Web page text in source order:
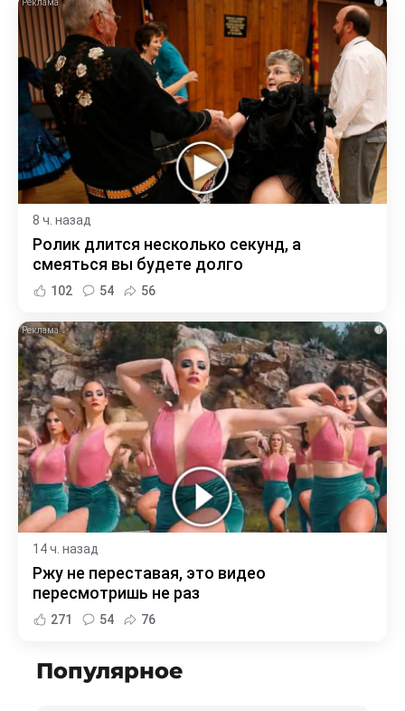
8 ч. назад
Ролик длится несколько секунд, а
смеяться вы будете долго
102 54 56
i
14 ч. назад
Ржу не переставая, это видео
пересмотришь не раз
271 54 76
Популярное